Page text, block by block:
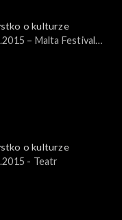
o kulturze
– Malta Festival
o kulturze
- Teatr